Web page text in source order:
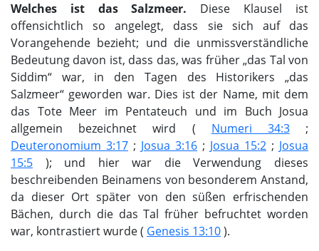
Welches ist das Salzmeer. Diese Klausel ist
offensichtlich so angelegt, dass sie sich auf das
Vorangehende bezieht; und die unmissverständliche
Bedeutung davon ist, dass das, was früher „das Tal von
Siddim“ war, in den Tagen des Historikers „das
Salzmeer“ geworden war. Dies ist der Name, mit dem
das Tote Meer im Pentateuch und im Buch Josua
allgemein bezeichnet wird ( Numeri 34:3;
Deuteronomium 3:17 ; Josua 3:16 ; Josua 15:2 ; Josua
15:5 ); und hier war die Verwendung dieses
beschreibenden Beinamens von besonderem Anstand,
da dieser Ort später von den süßen erfrischenden
Bächen, durch die das Tal früher befruchtet worden
war, kontrastiert wurde ( Genesis 13:10).